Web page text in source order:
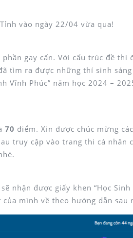
vào ngày 22/04 vừa qua!
gay cấn. Với cấu trúc đề thi
tìm ra được những thí sinh
Vĩnh Phúc” năm học 2024 –
70 điểm. Xin được chúc mừng
truy cập vào trang thi cá nhân
nhận được giấy khen “Học Sinh
của mình về theo hướng dẫn sau